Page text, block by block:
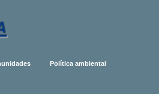
Política ambiental